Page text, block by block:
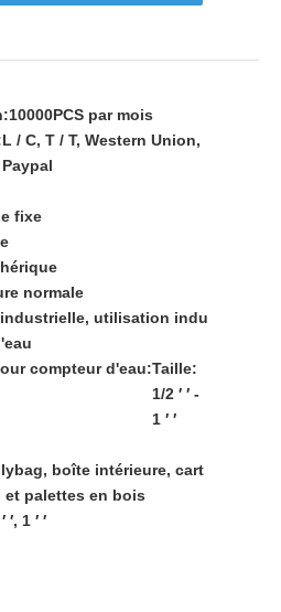
10000PCS par mois
L / C, T / T, Western Union,
Paypal
fixe
normale
utilisation indu
compteur d'eau:Taille:
1/2 ′ ′ -
1 ′ ′
boîte intérieure, cart
et palettes en bois
′, 1 ′ ′